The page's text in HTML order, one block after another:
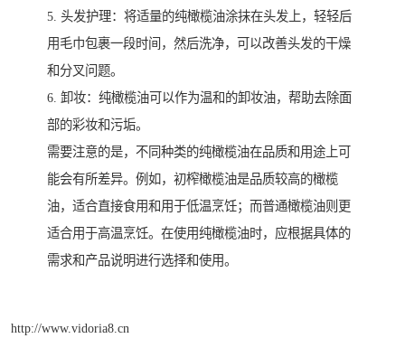
5. 头发护理：将适量的纯橄榄油涂抹在头发上，轻轻后
用毛巾包裹一段时间，然后洗净，可以改善头发的干燥
和分叉问题。
6. 卸妆：纯橄榄油可以作为温和的卸妆油，帮助去除面
部的彩妆和污垢。
需要注意的是，不同种类的纯橄榄油在品质和用途上可
能会有所差异。例如，初榨橄榄油是品质较高的橄榄
油，适合直接食用和用于低温烹饪；而普通橄榄油则更
适合用于高温烹饪。在使用纯橄榄油时，应根据具体的
需求和产品说明进行选择和使用。
http://www.vidoria8.cn